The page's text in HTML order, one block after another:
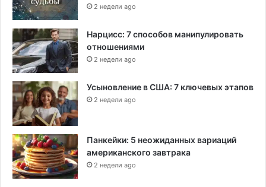
2 недели ago
Нарцисс: 7 способов манипулировать
отношениями
2 недели ago
Усыновление в США: 7 ключевых этапов
2 недели ago
Панкейки: 5 неожиданных вариаций
американского завтрака
2 недели ago